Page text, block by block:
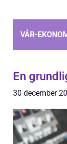
VÅR-
En
30 december